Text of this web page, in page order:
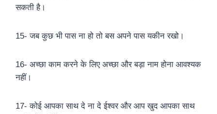
सकती है।
15- जब कुछ भी पास ना हो तो बस अपने पास यकीन रखो।
16- अच्छा काम करने के लिए अच्छा और बड़ा नाम होना आवश्यक
नहीं।
17- कोई आपका साथ दे ना दे ईश्वर और आप खुद आपका साथ